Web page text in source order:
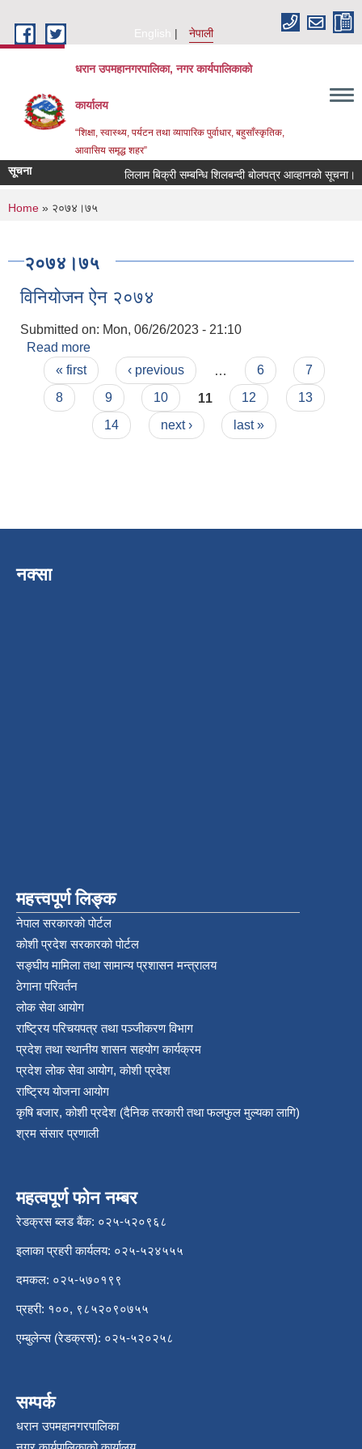
English
नेपाली
धरान उपमहानगरपालिका, नगर कार्यपालिकाको
कार्यालय
“शिक्षा, स्वास्थ्य, पर्यटन तथा व्यापारिक पुर्वाधार, बहुसाँस्कृतिक,
आवासिय समृद्ध शहर”
सूचना लिलाम बिक्री सम्बन्धि शिलबन्दी बोलपत्र आव्हानको सूचना।
You are here
Home » २०७४।७५
२०७४।७५
विनियोजन ऐन २०७४
Submitted on: Mon, 06/26/2023 - 21:10
Read more
Pages
« first ‹ previous 6
7
8
9 10 11 12
13
14
next › last »
नक्सा
महत्त्वपूर्ण लिङ्क
नेपाल सरकारको पोर्टल
कोशी प्रदेश सरकारको पोर्टल
सङ्‍घीय मामिला तथा सामान्य प्रशासन मन्त्रालय
ठेगाना परिवर्तन
लोक सेवा आयोग
राष्ट्रिय परिचयपत्र तथा पञ्‍जीकरण विभाग
प्रदेश तथा स्थानीय शासन सहयोग कार्यक्रम
प्रदेश लोक सेवा आयोग, कोशी प्रदेश
राष्ट्रिय योजना आयोग
कृषि बजार, कोशी प्रदेश (दैनिक तरकारी तथा फलफुल मुल्यका लागि)
श्रम संसार प्रणाली
महत्वपूर्ण फोन नम्बर
रेडक्रस ब्लड बैंक: ०२५-५२०९६८
इलाका प्रहरी कार्यलय: ०२५-५२४५५५
दमकल: ०२५-५७०१९९
प्रहरी: १००, ९८५२०९०७५५
एम्बुलेन्स (रेडक्रस): ०२५-५२०२५८
सम्पर्क
धरान उपमहानगरपालिका